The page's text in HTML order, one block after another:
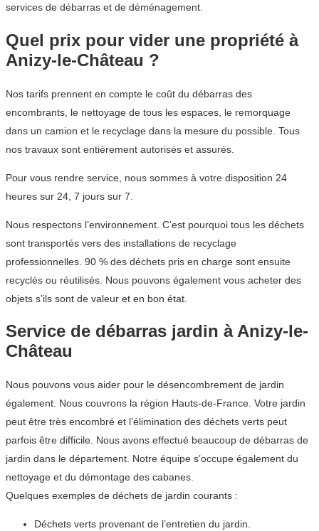
services de débarras et de déménagement.
Quel prix pour vider une propriété à
Anizy-le-Château ?
Nos tarifs prennent en compte le coût du débarras des
encombrants, le nettoyage de tous les espaces, le remorquage
dans un camion et le recyclage dans la mesure du possible. Tous
nos travaux sont entièrement autorisés et assurés.
Pour vous rendre service, nous sommes à votre disposition 24
heures sur 24, 7 jours sur 7.
Nous respectons l’environnement. C’est pourquoi tous les déchets
sont transportés vers des installations de recyclage
professionnelles. 90 % des déchets pris en charge sont ensuite
recyclés ou réutilisés. Nous pouvons également vous acheter des
objets s’ils sont de valeur et en bon état.
Service de débarras jardin à Anizy-le-
Château
Nous pouvons vous aider pour le désencombrement de jardin
également. Nous couvrons la région Hauts-de-France. Votre jardin
peut être très encombré et l’élimination des déchets verts peut
parfois être difficile. Nous avons effectué beaucoup de débarras de
jardin dans le département. Notre équipe s’occupe également du
nettoyage et du démontage des cabanes.
Quelques exemples de déchets de jardin courants :
Déchets verts provenant de l’entretien du jardin.